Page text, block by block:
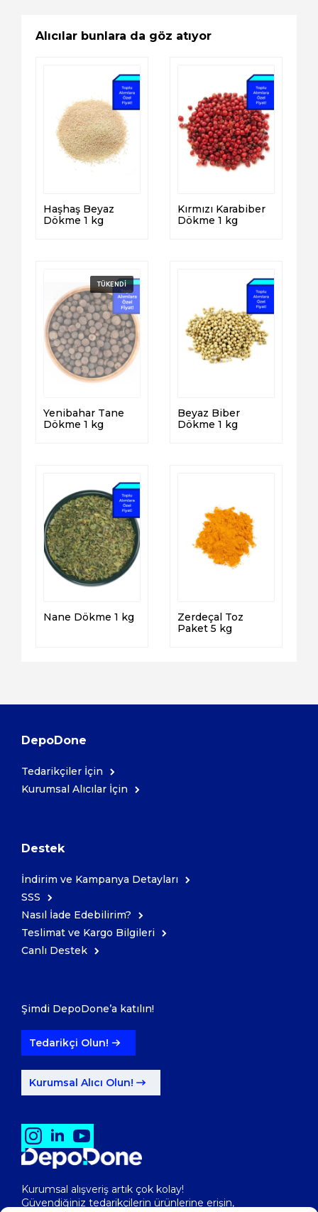
Alıcılar bunlara da göz atıyor
Haşhaş Beyaz
Dökme 1 kg
Kırmızı Karabiber
Dökme 1 kg
Yenibahar Tane
Dökme 1 kg
Beyaz Biber
Dökme 1 kg
Nane Dökme 1 kg
Zerdeçal Toz
Paket 5 kg
Kurumsal alışveriş artık çok kolay!
Güvendiğiniz tedarikçilerin ürünlerine erişin,
DepoDone
Tedarikçiler İçin
Kurumsal Alıcılar İçin
Destek
İndirim ve Kampanya Detayları
SSS
Nasıl İade Edebilirim?
Teslimat ve Kargo Bilgileri
Canlı Destek
Şimdi DepoDone’a katılın!
Tedarikçi Olun!
Kurumsal Alıcı Olun!